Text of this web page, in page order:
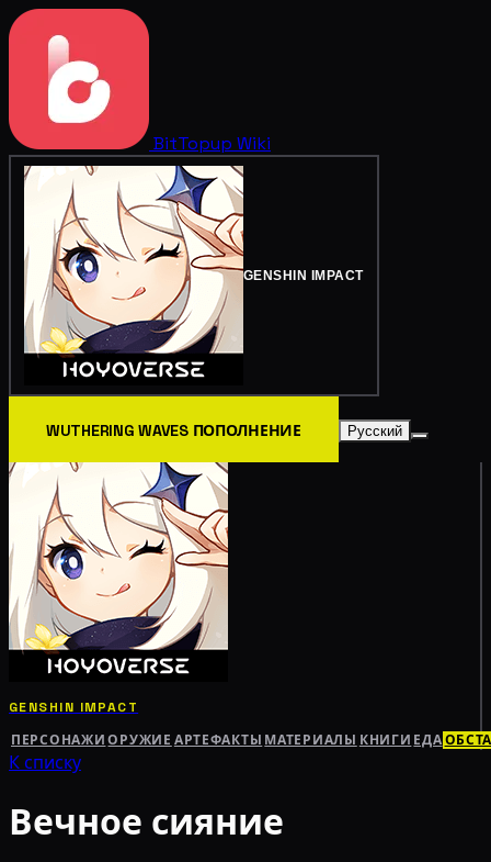
BitTopup Wiki
GENSHIN IMPACT
WUTHERING WAVES ПОПОЛНЕНИЕ Русский
GENSHIN IMPACT
ПЕРСОНАЖИ ОРУЖИЕ АРТЕФАКТЫ МАТЕРИАЛЫ КНИГИ ЕДА
К списку
Вечное сияние